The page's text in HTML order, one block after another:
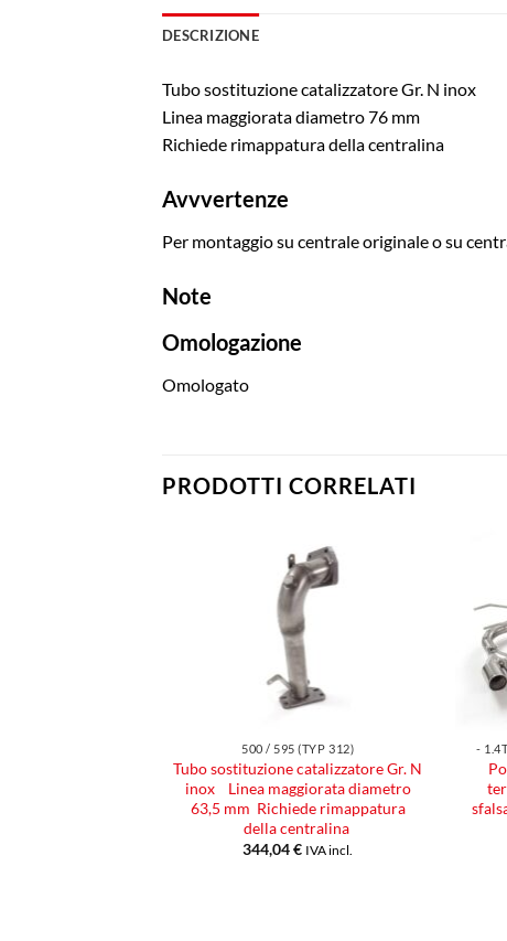
DESCRIZIONE
Tubo sostituzione catalizzatore Gr. N inox
Linea maggiorata diametro 76 mm
Richiede rimappatura della centralina
Avvvertenze
Per montaggio su centrale originale o su
Note
Omologazione
Omologato
PRODOTTI CORRELATI
500 / 595 (TYP 312)
Tubo sostituzione catalizzatore Gr. N
inox Linea maggiorata diametro
63,5 mm Richiede rimappatura
della centralina
344,04€ IVA incl.
-